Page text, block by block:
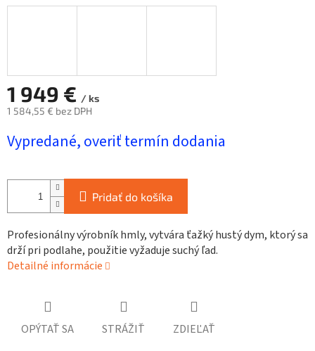
1 949 € / ks
1 584,55 € bez DPH
cena:
Vypredané, overiť termín dodania
Pridať do košíka
Profesionálny výrobník hmly, vytvára ťažký hustý dym, ktorý sa
drží pri podlahe, použitie vyžaduje suchý ľad.
Detailné informácie
OPÝTAŤ SA STRÁŽIŤ ZDIEĽAŤ